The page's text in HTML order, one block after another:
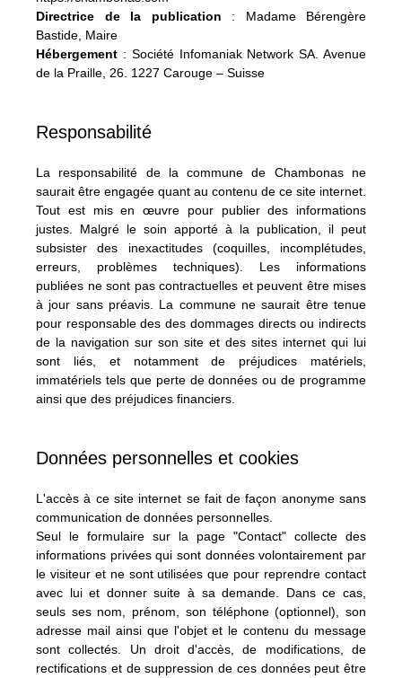
Directrice de la publication : Madame Bérengère
Bastide, Maire
Hébergement : Société Infomaniak Network SA. Avenue
de la Praille, 26. 1227 Carouge – Suisse
Responsabilité
La responsabilité de la commune de Chambonas ne
saurait être engagée quant au contenu de ce site internet.
Tout est mis en œuvre pour publier des informations
justes. Malgré le soin apporté à la publication, il peut
subsister des inexactitudes (coquilles, incomplétudes,
erreurs, problèmes techniques). Les informations
publiées ne sont pas contractuelles et peuvent être mises
à jour sans préavis. La commune ne saurait être tenue
pour responsable des des dommages directs ou indirects
de la navigation sur son site et des sites internet qui lui
sont liés, et notamment de préjudices matériels,
immatériels tels que perte de données ou de programme
ainsi que des préjudices financiers.
Données personnelles et cookies
L'accès à ce site internet se fait de façon anonyme sans
communication de données personnelles.
Seul le formulaire sur la page "Contact" collecte des
informations privées qui sont données volontairement par
le visiteur et ne sont utilisées que pour reprendre contact
avec lui et donner suite à sa demande. Dans ce cas,
seuls ses nom, prénom, son téléphone (optionnel), son
adresse mail ainsi que l'objet et le contenu du message
sont collectés. Un droit d'accès, de modifications, de
rectifications et de suppression de ces données peut être